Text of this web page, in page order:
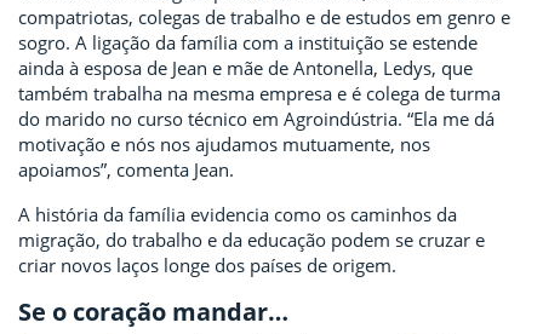
compatriotas, colegas de trabalho e de estudos em genro e
sogro. A ligação da família com a instituição se estende
ainda à esposa de Jean e mãe de Antonella, Ledys, que
também trabalha na mesma empresa e é colega de turma
do marido no curso técnico em Agroindústria. “Ela me dá
motivação e nós nos ajudamos mutuamente, nos
apoiamos”, comenta Jean.
A história da família evidencia como os caminhos da
migração, do trabalho e da educação podem se cruzar e
criar novos laços longe dos países de origem.
Se o coração mandar…